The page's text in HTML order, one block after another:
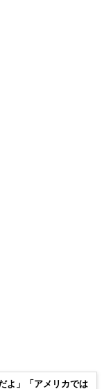
よ」「アメリカでは